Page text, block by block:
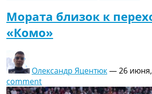
Мората близок к
«Комо»
Олександр Яцентюк—26
comment